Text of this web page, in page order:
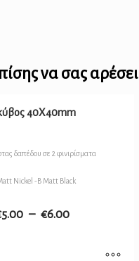
να σας αρέσει
40Χ40mm
δαπέδου σε 2 φινιρίσματα
Nickel -B Matt Black
5.00 – €6.00